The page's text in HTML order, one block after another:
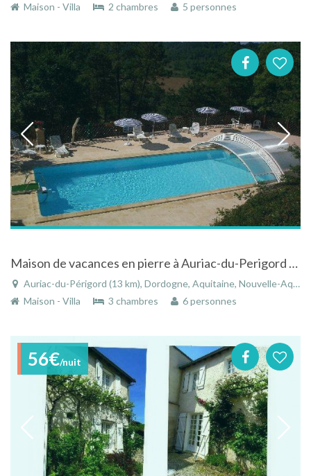
Maison - Villa
2 chambres 5 personnes
Maison de vacances en pierre à Auriac-du-Perigord - Aquitaine avec une grande piscine chauffée
Auriac-du-Périgord (13 km), Dordogne, Aquitaine, Nouvelle-Aquitaine, France
Maison - Villa
3 chambres 6 personnes
56€/nuit